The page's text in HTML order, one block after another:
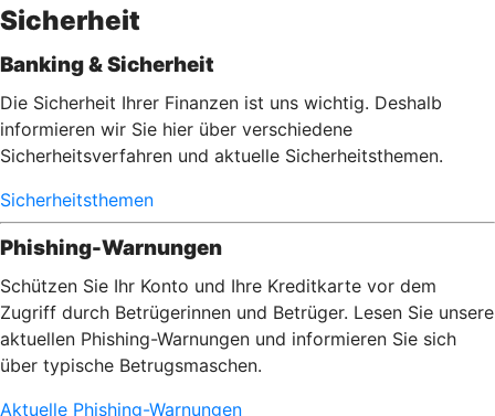
Sicherheit
Banking & Sicherheit
Die Sicherheit Ihrer Finanzen ist uns wichtig. Deshalb
informieren wir Sie hier über verschiedene
Sicherheitsverfahren und aktuelle Sicherheitsthemen.
Sicherheitsthemen
Phishing-Warnungen
Schützen Sie Ihr Konto und Ihre Kreditkarte vor dem
Zugriff durch Betrügerinnen und Betrüger. Lesen Sie unsere
aktuellen Phishing-Warnungen und informieren Sie sich
über typische Betrugsmaschen.
Aktuelle Phishing-Warnungen